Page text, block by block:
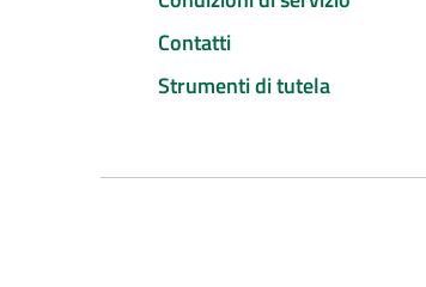
Contatti
Strumenti di tutela